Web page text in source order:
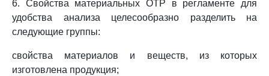
6. Свойства материальных ОТР в регламенте для
удобства анализа целесообразно разделить на
следующие группы:
свойства материалов и веществ, из которых
изготовлена продукция;